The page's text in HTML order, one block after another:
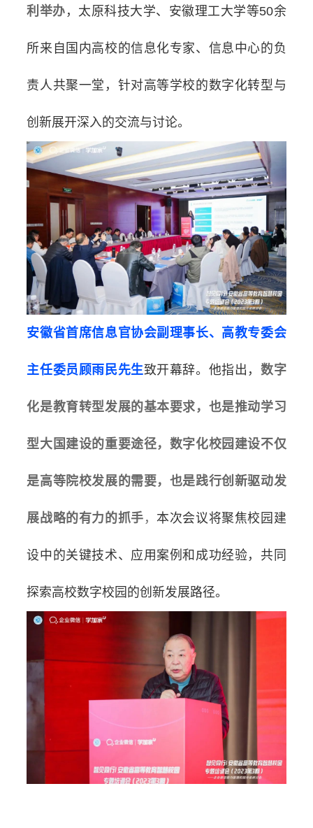
利举办 ，太原科技大学、安徽理工大学等50余
所来自国内高校的信息化专家、信息中心的负
责人共聚一堂，针对高等学校的数字化转型与
创新展开深入的交流与讨论。
安徽省首席信息官协会副理事长、高教专委会
主任委员顾雨民先生致开幕辞。他指出，数字
化是教育转型发展的基本要求，也是推动学习
型大国建设的重要途径，数字化校园建设不仅
是高等院校发展的需要，也是践行创新驱动发
展战略的有力的抓手 ，本次会议将聚焦校园建
设中的关键技术、应用案例和成功经验，共同
探索高校数字校园的创新发展路径。